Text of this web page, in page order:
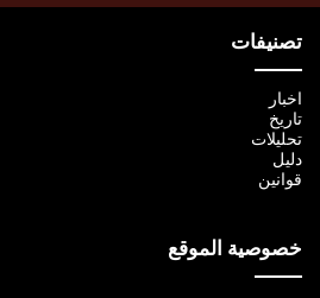
تصنيفات
اخبار
تاريخ
تحليلات
دليل
قوانين
خصوصية الموقع